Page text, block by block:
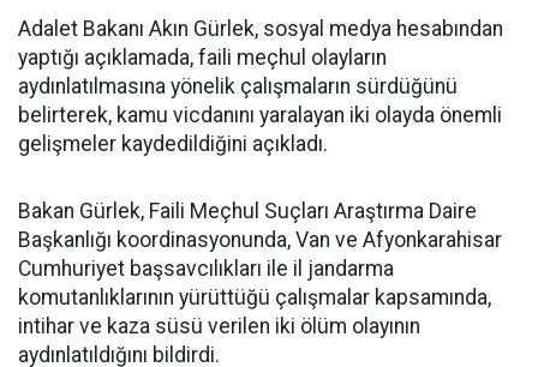
Adalet Bakanı Akın Gürlek, sosyal medya hesabından
yaptığı açıklamada, faili meçhul olayların
aydınlatılmasına yönelik çalışmaların sürdüğünü
belirterek, kamu vicdanını yaralayan iki olayda önemli
gelişmeler kaydedildiğini açıkladı.
Bakan Gürlek, Faili Meçhul Suçları Araştırma Daire
Başkanlığı koordinasyonunda, Van ve Afyonkarahisar
Cumhuriyet başsavcılıkları ile il jandarma
komutanlıklarının yürüttüğü çalışmalar kapsamında,
intihar ve kaza süsü verilen iki ölüm olayının
aydınlatıldığını bildirdi.